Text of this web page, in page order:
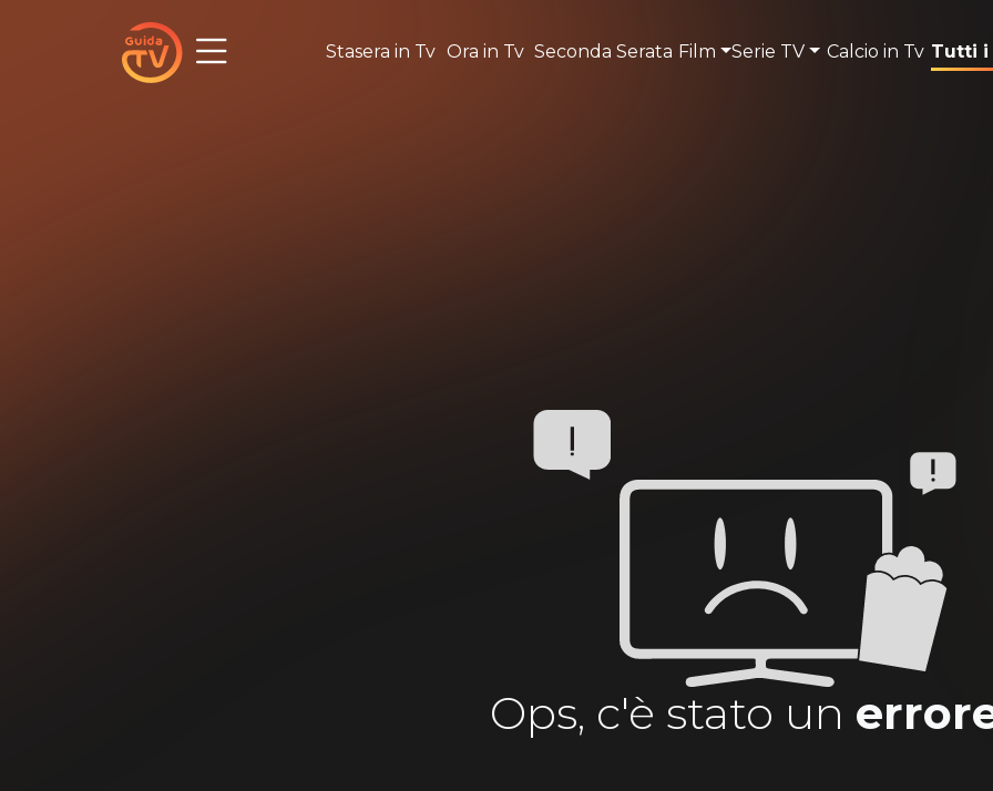
Stasera in Tv Ora in Tv Seconda Serata Film Serie TV Calcio in Tv Tutti i
Ops, c'è stato un